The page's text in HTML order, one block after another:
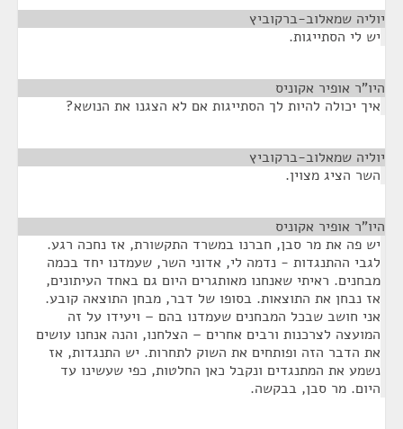
יוליה שמאלוב-ברקוביץ
יש לי הסתייגות.
היו"ר אופיר אקוניס
איך יכולה להיות לך הסתייגות אם לא הצגנו את הנושא?
יוליה שמאלוב-ברקוביץ
השר הציג מצוין.
היו"ר אופיר אקוניס
יש פה את מר סבן, חברנו במשרד התקשורת, אז נחכה רגע.
לגבי ההתנגדות - נדמה לי, אדוני השר, שעמדנו יחד בכמה
מבחנים. ראיתי שאנחנו מאותגרים היום גם באחד העיתונים,
אז נבחן את התוצאות. בסופו של דבר, מבחן התוצאה קובע.
אני חושב שבכל המבחנים שעמדנו בהם – ויעידו על זה
המועצה לצרכנות ורבים אחרים – הצלחנו, והנה אנחנו עושים
את הדבר הזה ופותחים את השוק לתחרות. יש התנגדות, אז
נשמע את המתנגדים ונקבל כאן החלטות, כפי שעשינו עד
היום. מר סבן, בבקשה.